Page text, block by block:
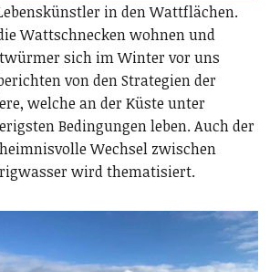
in den Wattflächen.
Wattschnecken wohnen und
sich im Winter vor uns
von den Strategien der
welche an der Küste unter
Bedingungen leben. Auch der
Wechsel zwischen
wird thematisiert.